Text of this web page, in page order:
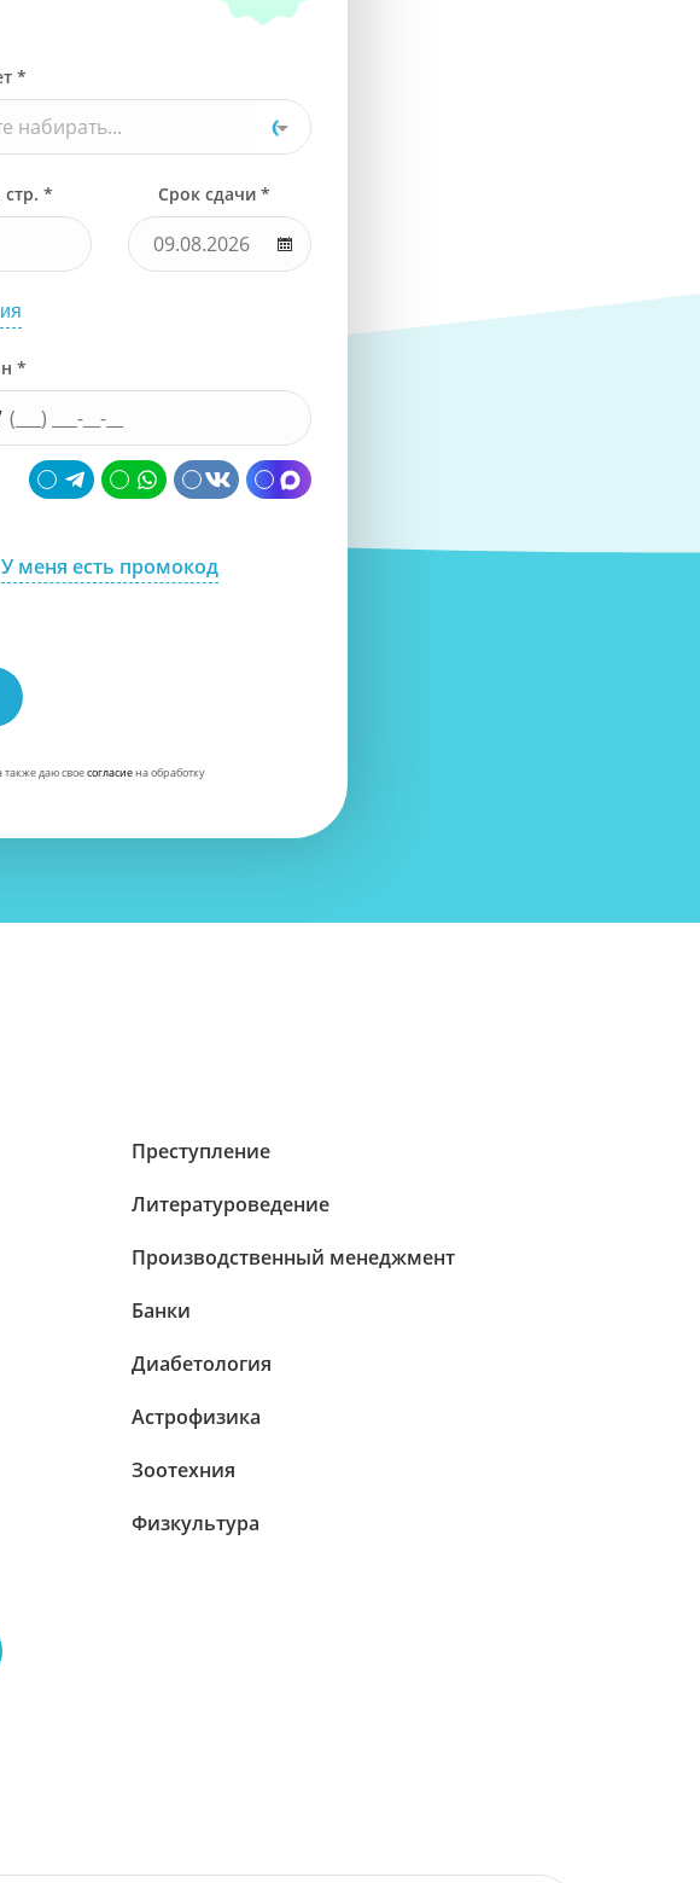
*
набирать...
* Срок сдачи *
*
У меня есть промокод
также даю своесогласиена обработку
Преступление
Литературоведение
Производственный менеджмент
Банки
Диабетология
Астрофизика
Зоотехния
Физкультура